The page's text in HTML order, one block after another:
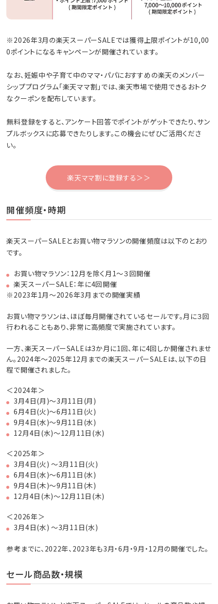
※2026年3月の楽天スーパーSALEでは獲得上限ポイントが10,00
0ポイントになるキャンペーンが開催されています。
なお、妊娠中や子育て中のママ・パパにおすすめの楽天のメンバー
シッププログラム「楽天ママ割」では、楽天市場で使用できるおトク
なクーポンを配布しています。
無料登録をすると、アンケート回答でポイントがゲットできたり、サン
プルボックスに応募できたりします。この機会にぜひご活用くださ
い。
楽天ママ割に登録する＞＞
開催頻度・時期
楽天スーパーSALEとお買い物マラソンの開催頻度は以下のとおり
です。
お買い物マラソン：12月を除く月1～３回開催
楽天スーパーSALE：年に4回開催
※2023年1月～2026年3月までの開催実績
お買い物マラソンは、ほぼ毎月開催されているセールです。月に３回
行われることもあり、非常に高頻度で実施されています。
一方、楽天スーパーSALEは3か月に1回、年に4回しか開催されませ
ん。2024年～2025年12月までの楽天スーパーSALEは、以下の日
程で開催されました。
＜2024年＞
3月4日(月)～3月11日(月)
6月4日(火)～6月11日(火)
9月4日(水)～9月11日(水)
12月4日(水)～12月11日(水)
＜2025年＞
3月4日(火) ～3月11日(火)
6月4日(水)～6月11日(水)
9月4日(木)〜9月11日(木)
12月4日(木)〜12月11日(木)
＜2026年＞
3月4日(水) ～3月11日(水)
参考までに、2022年、2023年も3月・6月・9月・12月の開催でした。
セール商品数・規模